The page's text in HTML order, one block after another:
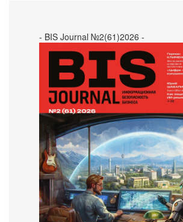
- BIS Journal №2(61)2026 -